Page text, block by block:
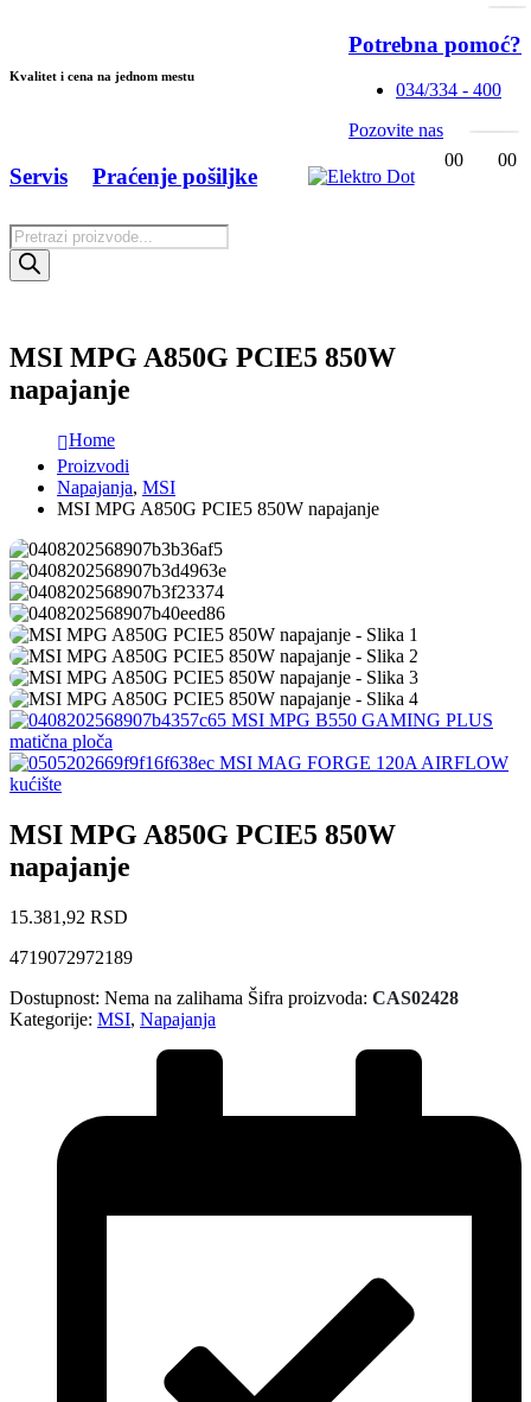
Kvalitet i cena na jednom mestu
Potrebna pomoć?
034/334 - 400
Pozovite nas
Products
search
Servis Praćenje pošiljke
00 00
MSI MPG A850G PCIE5 850W
napajanje
Home
Proizvodi
Napajanja, MSI
MSI MPG A850G PCIE5 850W napajanje
MSI MPG B550 GAMING PLUS
matična ploča
MSI MAG FORGE 120A AIRFLOW
kućište
MSI MPG A850G PCIE5 850W
napajanje
15.381,92 RSD
4719072972189
Dostupnost: Nema na zalihama Šifra proizvoda: CAS02428
Kategorije: MSI, Napajanja